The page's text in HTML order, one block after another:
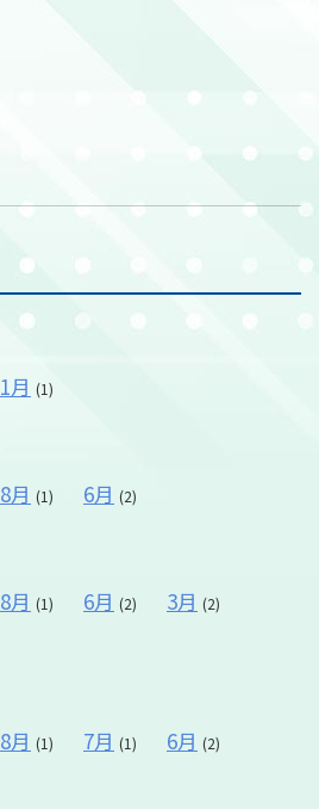
1月 (1)
8月 (1) 6月 (2)
8月 (1) 6月 (2) 3月 (2)
8月 (1) 7月 (1) 6月 (2)